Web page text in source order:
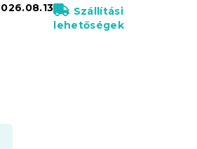
Szállítási
lehetőségek